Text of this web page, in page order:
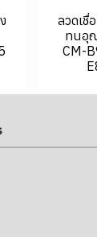
ลวดเชื่
ทนอุ
CM-